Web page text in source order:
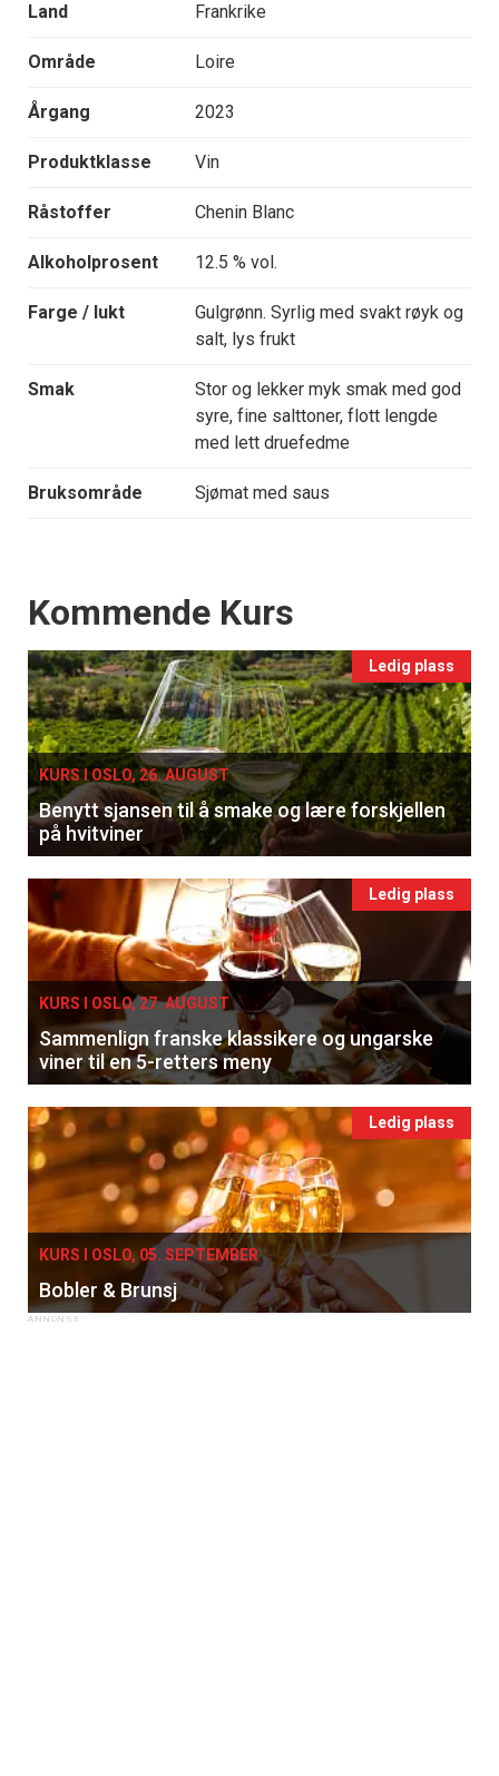
Land Frankrike
Område Loire
Årgang 2023
Produktklasse Vin
Råstoffer Chenin Blanc
Alkoholprosent 12.5 % vol.
Farge / lukt
Gulgrønn. Syrlig med svakt røyk og
salt, lys frukt
Smak
Stor og lekker myk smak med god
syre, fine salttoner, flott lengde
med lett druefedme
Bruksområde Sjømat med saus
Events
Kommende Kurs
Ledig plass
KURS I OSLO, 26. AUGUST
Benytt sjansen til å smake og lære forskjellen
på hvitviner
Ledig plass
KURS I OSLO, 27. AUGUST
Sammenlign franske klassikere og ungarske
viner til en 5-retters meny
Ledig plass
KURS I OSLO, 05. SEPTEMBER
Bobler & Brunsj